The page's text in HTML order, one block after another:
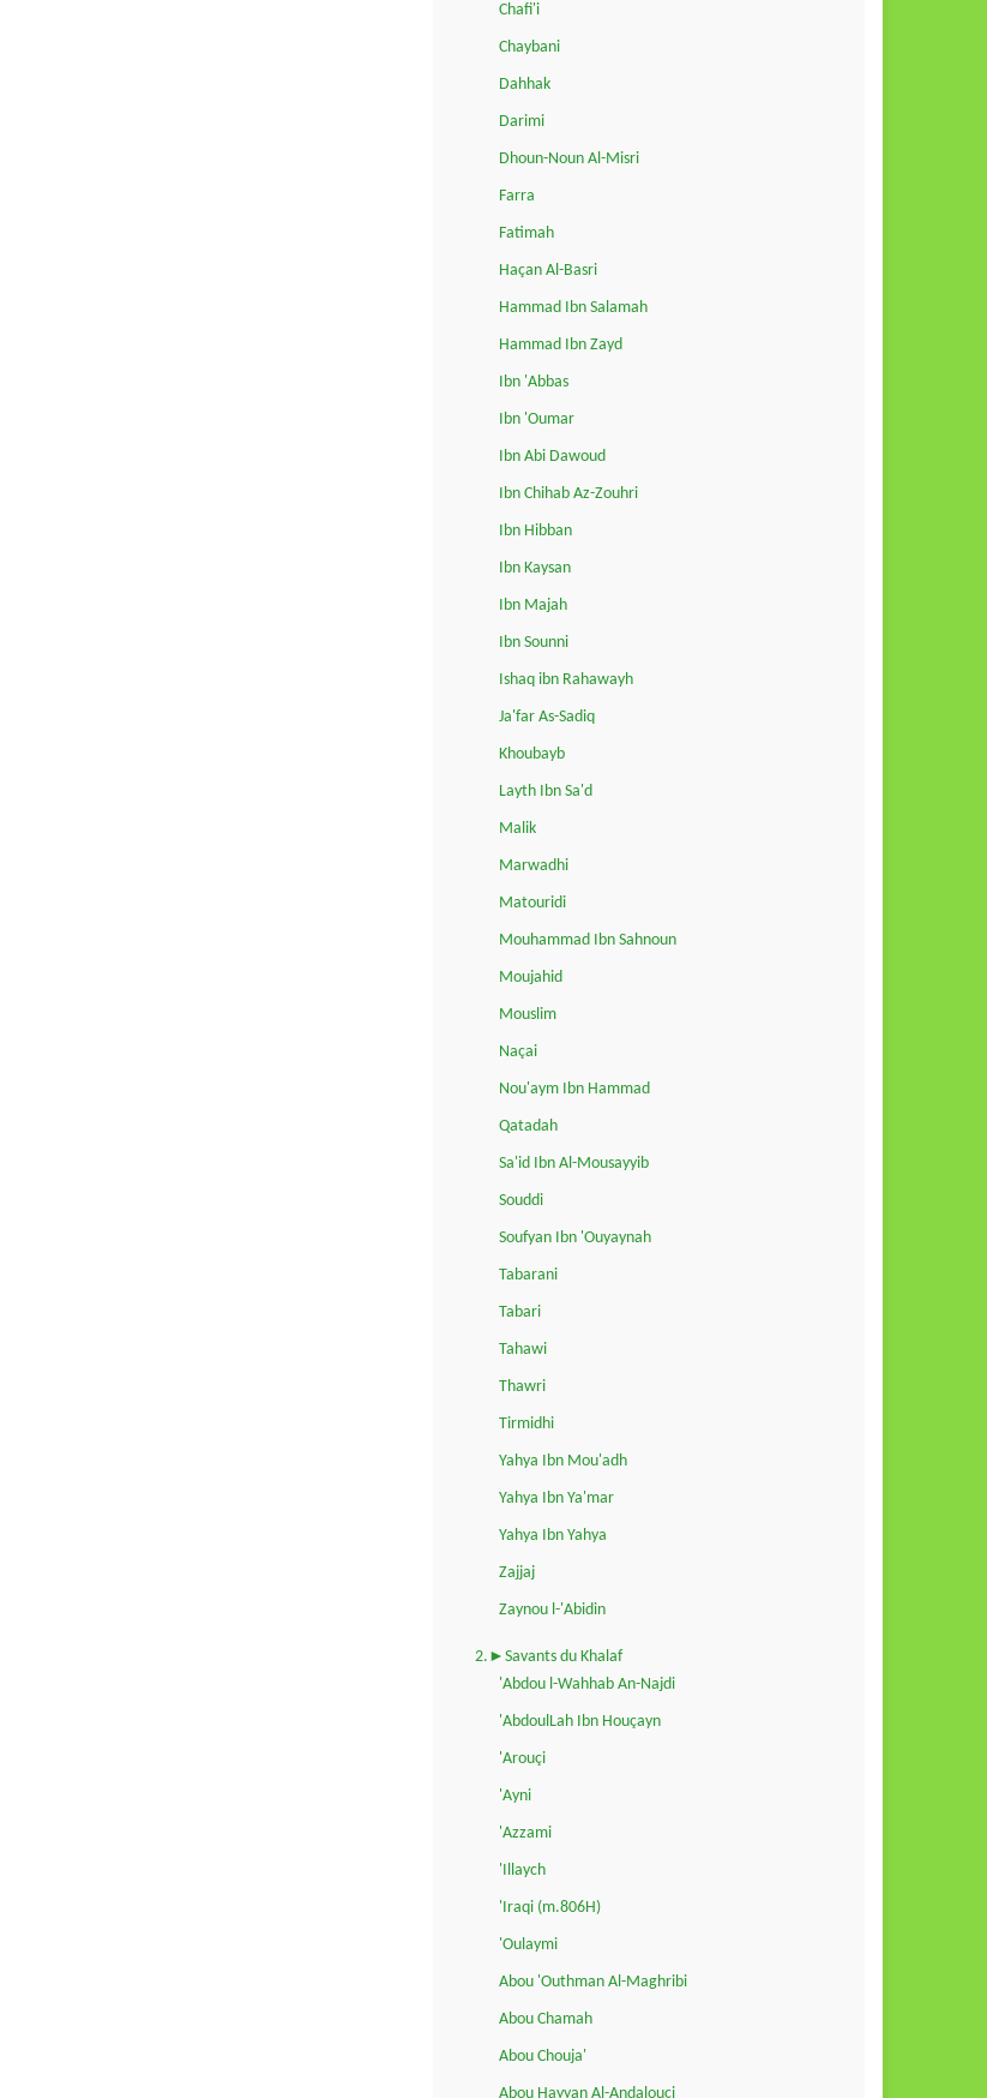
Chafi'i
Chaybani
Dahhak
Darimi
Dhoun-Noun Al-Misri
Farra
Fatimah
Haçan Al-Basri
Hammad Ibn Salamah
Hammad Ibn Zayd
Ibn 'Abbas
Ibn 'Oumar
Ibn Abi Dawoud
Ibn Chihab Az-Zouhri
Ibn Hibban
Ibn Kaysan
Ibn Majah
Ibn Sounni
Ishaq ibn Rahawayh
Ja'far As-Sadiq
Khoubayb
Layth Ibn Sa'd
Malik
Marwadhi
Matouridi
Mouhammad Ibn Sahnoun
Moujahid
Mouslim
Naçai
Nou'aym Ibn Hammad
Qatadah
Sa'id Ibn Al-Mousayyib
Souddi
Soufyan Ibn 'Ouyaynah
Tabarani
Tabari
Tahawi
Thawri
Tirmidhi
Yahya Ibn Mou'adh
Yahya Ibn Ya'mar
Yahya Ibn Yahya
Zajjaj
Zaynou l-'Abidin
2.►Savants du Khalaf
'Abdou l-Wahhab An-Najdi
'AbdoulLah Ibn Houçayn
'Arouçi
'Ayni
'Azzami
'Illaych
'Iraqi (m.806H)
'Oulaymi
Abou 'Outhman Al-Maghribi
Abou Chamah
Abou Chouja'
Abou Hayyan Al-Andalouçi